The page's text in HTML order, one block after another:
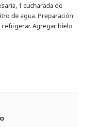
1 cucharada de
de agua. Preparación:
Agregar hielo